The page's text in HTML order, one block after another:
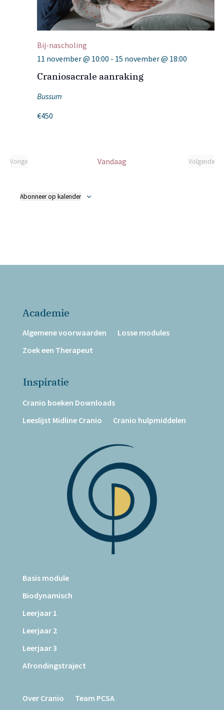
Craniosacrale aanraking
11 november @ 10:00 - 15 november @ 18:00
Bij-nascholing
Bussum
€450
Vorige
Vandaag
Volgende
Abonneer op kalender
Academie
Algemene voorwaarden
Losse modules
Zoek een Therapeut
Inspiratie
Cranio boeken Downloads
Leeslijst Midline Cranio
Cranio hulpmiddelen
Basis module
Biodynamisch
Leerjaar 1
Leerjaar 2
Leerjaar 3
Afrondingstraject
Over Cranio Team PCSA